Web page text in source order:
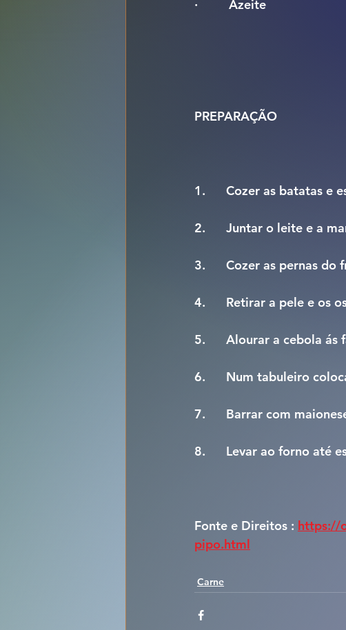
·         Azeite
PREPARAÇÃO
1.      Cozer as batatas e
2.      Juntar o leite e a
3.      Cozer as pernas do
4.      Retirar a pele e os
5.      Alourar a cebola ás
6.      Num tabuleiro
7.      Barrar com
8.      Levar ao forno até
Fonte e Direitos : https://
pipo.html
Carne